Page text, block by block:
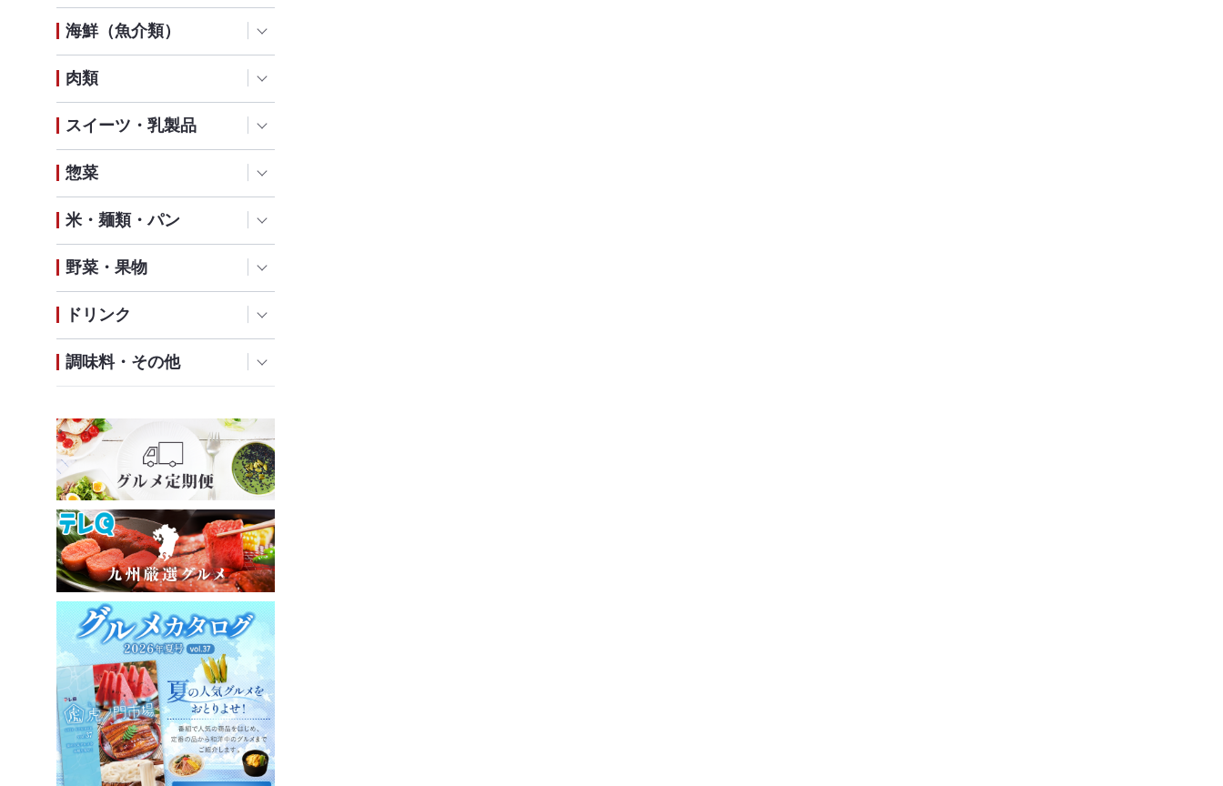
海鮮（魚介類）
肉類
スイーツ・乳製品
惣菜
米・麺類・パン
野菜・果物
ドリンク
調味料・その他